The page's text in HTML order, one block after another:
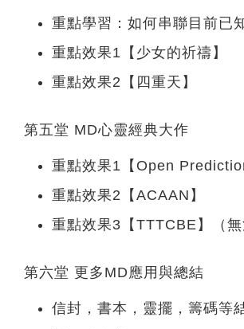
重點學習：如何串聯目前已
重點效果1【少女的祈禱】
重點效果2【四重天】
第五堂 MD心靈經典大作
重點效果1【Open
重點效果2【ACAAN】
重點效果3【TTTCBE】（無
第六堂 更多MD應用與總結
信封，書本，靈擺，籌碼等